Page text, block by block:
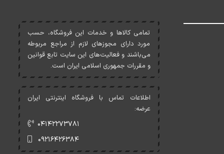
تمامی کالاها و خدمات اين فروشگاه، حسب
مورد دارای مجوزهای لازم از مراجع مربوطه
می‌باشند و فعاليت‌های اين سايت تابع قوانين
و مقررات جمهوری اسلامی ايران است.
اطلاعات تماس با فروشگاه اینترنتی ایران
عرضه:
۰۴۱۴۲۲۷۳۷۸۱
۰۹۲۱۶۴۲۶۳۸۴